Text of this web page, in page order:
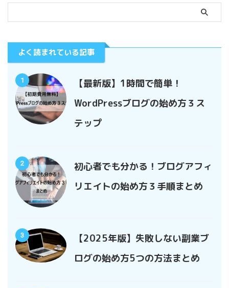
よく読まれている記事
1
【最新版】1時間で簡単！
WordPressブログの始め方３ス
テップ
2
初心者でも分かる！ブログアフィ
リエイトの始め方３手順まとめ
3
【2025年版】失敗しない副業ブ
ログの始め方5つの方法まとめ